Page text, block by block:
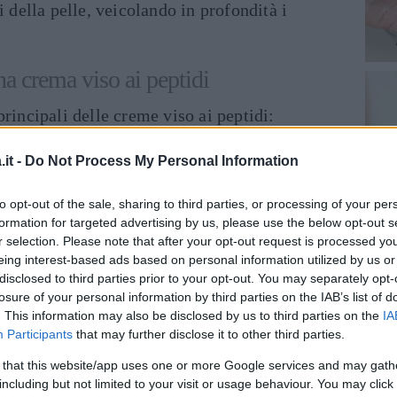
- Do Not Process My Personal Information
opt-out of the sale, sharing to third parties, or processing of your
for targeted advertising by us, please use the below opt-out
selection. Please note that after your opt-out request is processed
interest-based ads based on personal information utilized by us
to third parties prior to your opt-out. You may separately
of your personal information by third parties on the IAB’s list of
This information may also be disclosed by us to third parties on the
Participants that may further disclose it to other third parties.
that this website/app uses one or more Google services and may
but not limited to your visit or usage behaviour. You may
della pelle, veicolando in profondità i
crema viso ai peptidi
delle creme viso ai peptidi:
pelle;
volumizzante;
;
dei tessuti.
i peptidi sono degliaminoacidi